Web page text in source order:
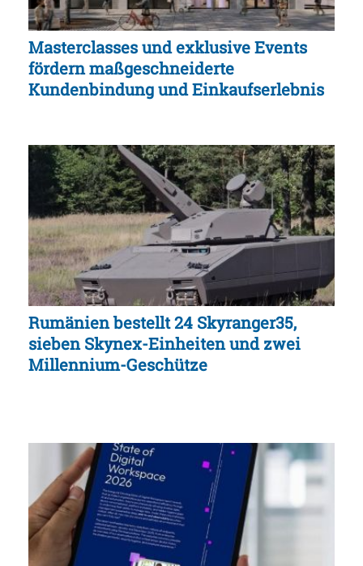
Masterclasses und exklusive Events
fördern maßgeschneiderte
Kundenbindung und Einkaufserlebnis
Rumänien bestellt 24 Skyranger35,
sieben Skynex-Einheiten und zwei
Millennium-Geschütze